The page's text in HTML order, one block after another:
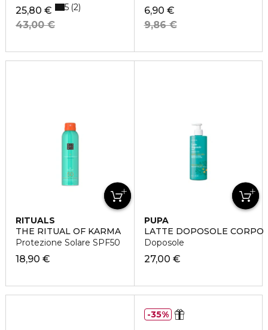
25,80 €
43,00 €
5 2
6,90 €
9,86 €
RITUALS
THE RITUAL OF KARMA
Protezione Solare SPF50
18,90 €
PUPA
LATTE DOPOSOLE CORPO
Doposole
27,00 €
35%